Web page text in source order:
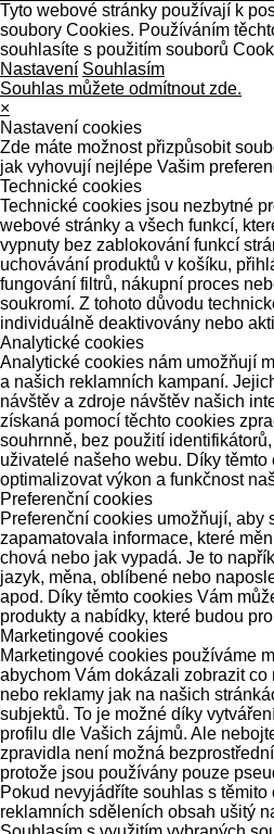
Tyto webové stránky používají k
soubory Cookies. Používáním
souhlasíte s použitím souborů
Nastavení Souhlasím
Souhlas můžete odmítnout zde.
×
Nastavení cookies
Zde máte možnost přizpůsobit
jak vyhovují nejlépe Vašim
Technické cookies
Technické cookies jsou nezbytné
webové stránky a všech funkcí,
vypnuty bez zablokování funkcí
uchovávání produktů v košíku,
fungování filtrů, nákupní proces
soukromí. Z tohoto důvodu
individuálně deaktivovány nebo
Analytické cookies
Analytické cookies nám umožňují
a našich reklamních kampaní.
návštěv a zdroje návštěv našich
získaná pomocí těchto cookies
souhrnně, bez použití
uživatelé našeho webu. Díky těmto
optimalizovat výkon a funkčnost
Preferenční cookies
Preferenční cookies umožňují, aby
zapamatovala informace, které
chová nebo jak vypadá. Je to
jazyk, měna, oblíbené nebo
apod. Díky těmto cookies Vám
produkty a nabídky, které budou
Marketingové cookies
Marketingové cookies používáme
abychom Vám dokázali zobrazit
nebo reklamy jak na našich
subjektů. To je možné díky
profilu dle Vašich zájmů. Ale
zpravidla není možná
protože jsou používány pouze
Pokud nevyjádříte souhlas s
reklamních sděleních obsah ušitý